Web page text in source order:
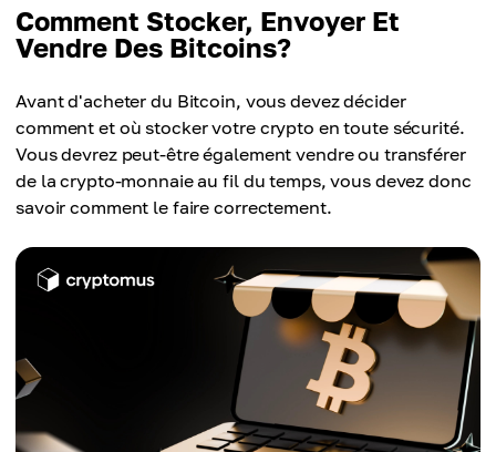
Comment Stocker, Envoyer Et
Vendre Des Bitcoins?
Avant d'acheter du Bitcoin, vous devez décider
comment et où stocker votre crypto en toute sécurité.
Vous devrez peut-être également vendre ou transférer
de la crypto-monnaie au fil du temps, vous devez donc
savoir comment le faire correctement.